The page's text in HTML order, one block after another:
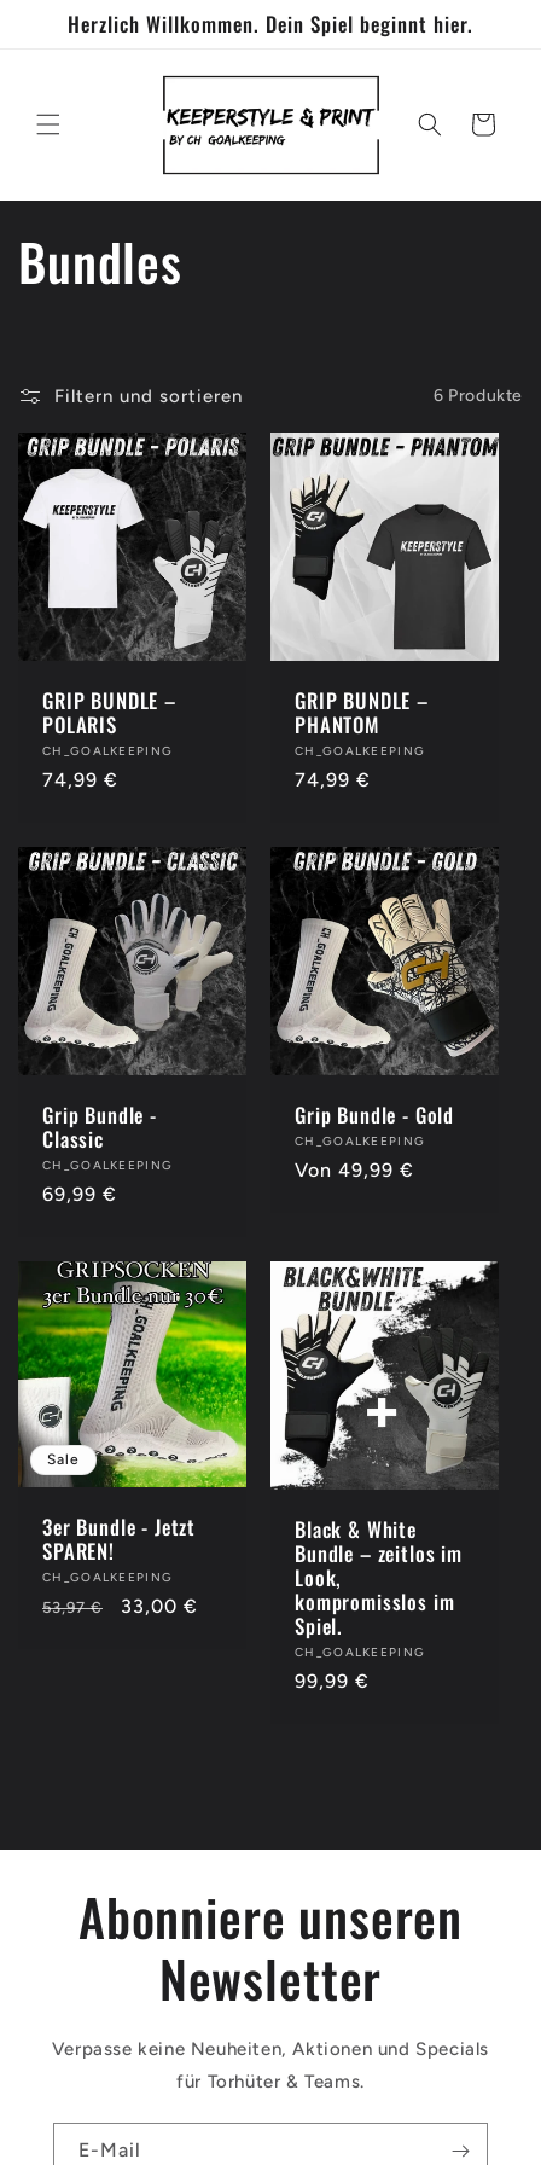
zumHerzlich Willkommen. Dein Spiel beginnt hier.
Warenkorb
K
t
e
g
o
r
Bundles
Filtern und sortieren 6 Produkte
GRIP BUNDLE –
POLARIS
Anbieter:
CH_GOALKEEPING
Normaler
74,99 €
GRIP BUNDLE –
PHANTOM
Anbieter:
CH_GOALKEEPING
Normaler
74,99 €
Grip Bundle -
Classic
Anbieter:
CH_GOALKEEPING
Normaler
69,99 €
Grip Bundle - Gold
Anbieter:
CH_GOALKEEPING
Normaler
Von 49,99 €
Sale
3er Bundle - Jetzt
SPAREN!
Anbieter:
CH_GOALKEEPING
Normaler
53,97 € Verkaufspreis
33,00 €
Black & White
Bundle – zeitlos im
Look,
kompromisslos im
Spiel.
Anbieter:
CH_GOALKEEPING
Normaler
99,99 €
Abonniere unseren
Newsletter
Verpasse keine Neuheiten, Aktionen und Specials
für Torhüter & Teams.
E-Mail